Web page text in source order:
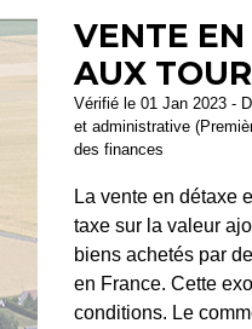
VENTE
AUX
Vérifié le 01 Jan 2023 -
et administrative
des finances
La vente en détaxe
taxe sur la valeur
biens achetés par
en France. Cette
conditions. Le